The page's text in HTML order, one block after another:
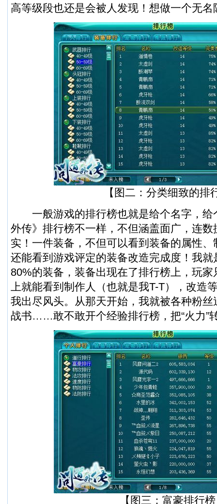
高等级段也还是会被人发现！想做一个无
【图二：分类细致的排
一般游戏的排行榜也就是给个名字，给
外传》排行榜不一样，不但涵盖面广，连
实！一件装备，不但可以看到装备的属性
还能看到游戏评定的装备改造完成度！我
80%的装备，装备出现在了排行榜上，玩
上就能看到制作人（也就是我T-T），改造
我出尽风头。从那天开始，我就被各种粉
战书……敢不敢开个经验排行榜，把“火力”
【图三：富豪排行榜